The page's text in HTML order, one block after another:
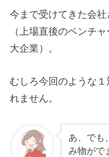
今まで受けてきた会
（上場直後のベンチ
大企業）。
むしろ今回のような
れません。
あ、でも
み物がで